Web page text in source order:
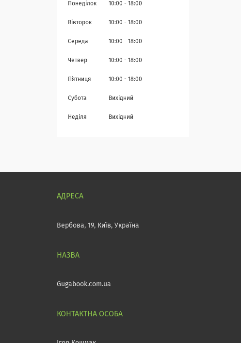
Понеділок 10:00 18:00
Вівторок 10:00 18:00
Середа 10:00 18:00
Четвер 10:00 18:00
Пʼятниця 10:00 18:00
Субота Вихідний
Неділя Вихідний
Вербова, 19, Київ, Україна
Gugabook.com.ua